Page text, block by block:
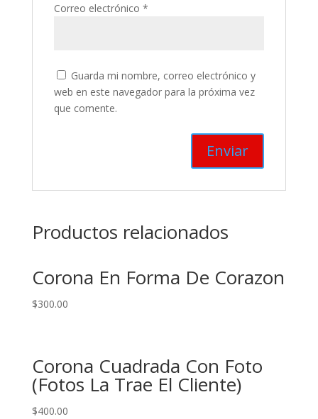
Correo electrónico *
Guarda mi nombre, correo electrónico y
web en este navegador para la próxima vez
que comente.
Productos relacionados
Corona En Forma De Corazon
$300.00
Corona Cuadrada Con Foto
(Fotos La Trae El Cliente)
$400.00